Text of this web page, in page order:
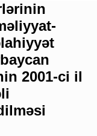
2001-ci il